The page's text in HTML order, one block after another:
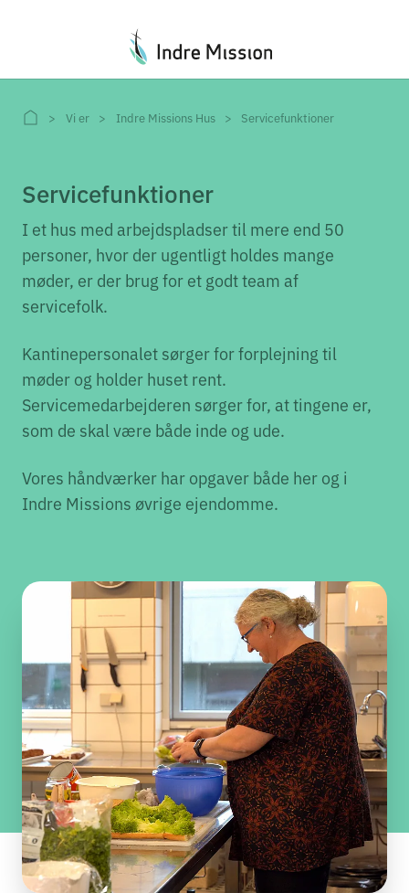
Vi er Indre Missions Hus Servicefunktioner
Servicefunktioner
I et hus med arbejdspladser til mere end 50
personer, hvor der ugentligt holdes mange
møder, er der brug for et godt team af
servicefolk.
Kantinepersonalet sørger for forplejning til
møder og holder huset rent.
Servicemedarbejderen sørger for, at tingene er,
som de skal være både inde og ude.
Vores håndværker har opgaver både her og i
Indre Missions øvrige ejendomme.